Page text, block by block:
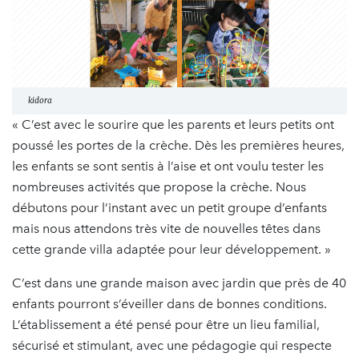
kidora
« C’est avec le sourire que les parents et leurs petits ont
poussé les portes de la crèche. Dès les premières heures,
les enfants se sont sentis à l’aise et ont voulu tester les
nombreuses activités que propose la crèche. Nous
débutons pour l’instant avec un petit groupe d’enfants
mais nous attendons très vite de nouvelles têtes dans
cette grande villa adaptée pour leur développement. »
C’est dans une grande maison avec jardin que près de 40
enfants pourront s’éveiller dans de bonnes conditions.
L’établissement a été pensé pour être un lieu familial,
sécurisé et stimulant, avec une pédagogie qui respecte